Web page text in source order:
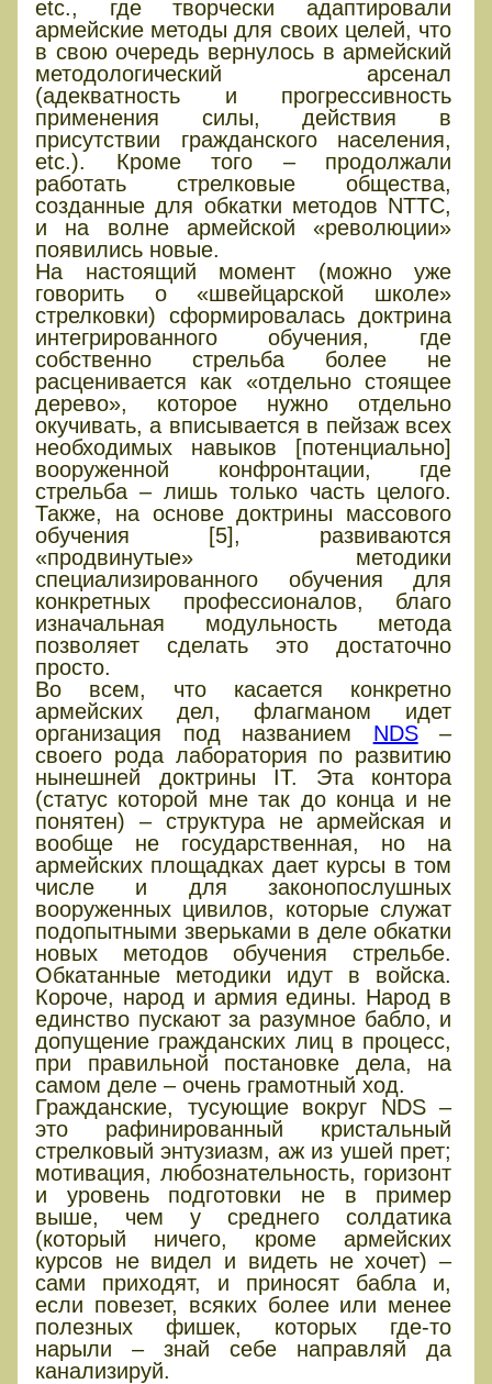
etc., где творчески адаптировали
армейские методы для своих целей, что
в свою очередь вернулось в армейский
методологический арсенал
(адекватность и прогрессивность
применения силы, действия в
присутствии гражданского населения,
etc.). Кроме того – продолжали
работать стрелковые общества,
созданные для обкатки методов NTTC,
и на волне армейской «революции»
появились новые.
На настоящий момент (можно уже
говорить о «швейцарской школе»
стрелковки) сформировалась доктрина
интегрированного обучения, где
собственно стрельба более не
расценивается как «отдельно стоящее
дерево», которое нужно отдельно
окучивать, а вписывается в пейзаж всех
необходимых навыков [потенциально]
вооруженной конфронтации, где
стрельба – лишь только часть целого.
Также, на основе доктрины массового
обучения [5], развиваются
«продвинутые» методики
специализированного обучения для
конкретных профессионалов, благо
изначальная модульность метода
позволяет сделать это достаточно
просто.
Во всем, что касается конкретно
армейских дел, флагманом идет
организация под названием NDS–
своего рода лаборатория по развитию
нынешней доктрины IT. Эта контора
(статус которой мне так до конца и не
понятен) – структура не армейская и
вообще не государственная, но на
армейских площадках дает курсы в том
числе и для законопослушных
вооруженных цивилов, которые служат
подопытными зверьками в деле обкатки
новых методов обучения стрельбе.
Обкатанные методики идут в войска.
Короче, народ и армия едины. Народ в
единство пускают за разумное бабло, и
допущение гражданских лиц в процесс,
при правильной постановке дела, на
самом деле – очень грамотный ход.
Гражданские, тусующие вокруг NDS –
это рафинированный кристальный
стрелковый энтузиазм, аж из ушей прет;
мотивация, любознательность, горизонт
и уровень подготовки не в пример
выше, чем у среднего солдатика
(который ничего, кроме армейских
курсов не видел и видеть не хочет) –
сами приходят, и приносят бабла и,
если повезет, всяких более или менее
полезных фишек, которых где-то
нарыли – знай себе направляй да
канализируй.